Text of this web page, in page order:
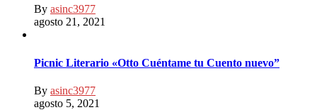
By asinc3977
agosto 21, 2021
Picnic Literario «Otto Cuéntame tu Cuento nuevo”
By asinc3977
agosto 5, 2021